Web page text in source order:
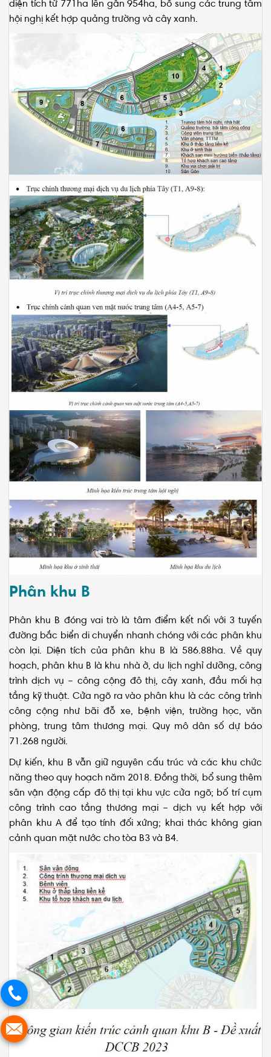
đường bắc biển di chuyển nhanh chóng với các phân khu
còn lại. Diện tích của phân khu B là 586.88ha. Về quy
hoạch, phân khu B là khu nhà ở, du lịch nghỉ dưỡng, công
trình dịch vụ – công cộng đô thị, cây xanh, đầu mối hạ
tầng kỹ thuật. Cửa ngõ ra vào phân khu là các công trình
công cộng như bãi đỗ xe, bệnh viện, trường học, văn
phòng, trung tâm thương mại. Quy mô dân số dự báo
71.268 người.
Dự kiến, khu B vẫn giữ nguyên cấu trúc và các khu chức
năng theo quy hoạch năm 2018. Đồng thời, bổ sung thêm
sân vận động cấp đô thị tại khu vực cửa ngõ; bố trí cụm
công trình cao tầng thương mại – dịch vụ kết hợp với
phân khu A để tạo tính đối xứng; khai thác không gian
cảnh quan mặt nước cho tòa B3 và B4.